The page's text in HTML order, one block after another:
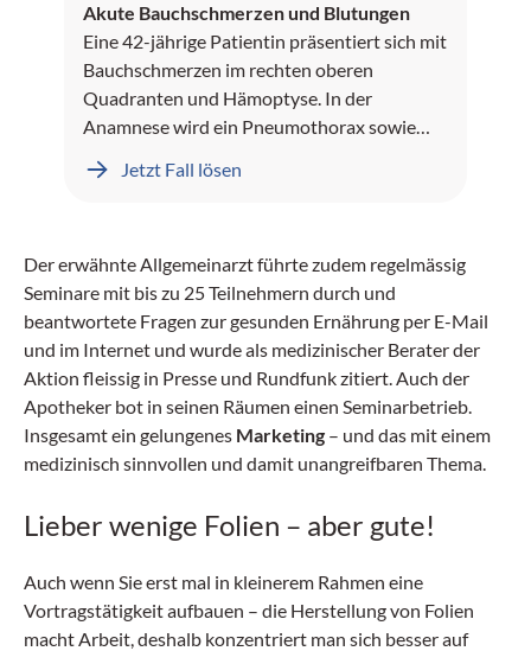
Akute Bauchschmerzen und Blutungen
Eine 42-jährige Patientin präsentiert sich mit
Bauchschmerzen im rechten oberen
Quadranten und Hämoptyse. In der
Anamnese wird ein Pneumothorax sowie
Jetzt Fall lösen
Der erwähnte Allgemeinarzt führte zudem regelmässig
Seminare mit bis zu 25 Teilnehmern durch und
beantwortete Fragen zur gesunden Ernährung per E-Mail
und im Internet und wurde als medizinischer Berater der
Aktion fleissig in Presse und Rundfunk zitiert. Auch der
Apotheker bot in seinen Räumen einen Seminarbetrieb.
Insgesamt ein gelungenes Marketing – und das mit einem
medizinisch sinnvollen und damit unangreifbaren Thema.
Lieber wenige Folien – aber gute!
Auch wenn Sie erst mal in kleinerem Rahmen eine
Vortragstätigkeit aufbauen – die Herstellung von Folien
macht Arbeit, deshalb konzentriert man sich besser auf